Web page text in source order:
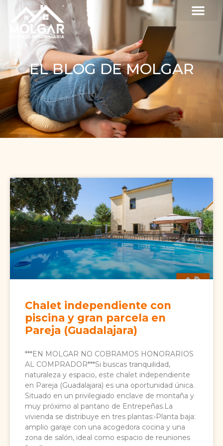
EL BLOG DE MOLGAR
Chalet independiente con
piscina y gran parcela en
Pareja (Guadalajara)
***EN MOLGAR NO COBRAMOS HONORARIOS
AL COMPRADOR***Si buscas tranquilidad,
naturaleza y espacio, este chalet independiente
en Pareja (Guadalajara) es una oportunidad única.
Situado en un privilegiado enclave de montaña y
muy próximo al pantano de Entrepeñas.La
vivienda se distribuye en tres plantas:•Planta baja:
amplio garaje con una acogedora cocina y una
zona de salón, ideal como espacio de reuniones